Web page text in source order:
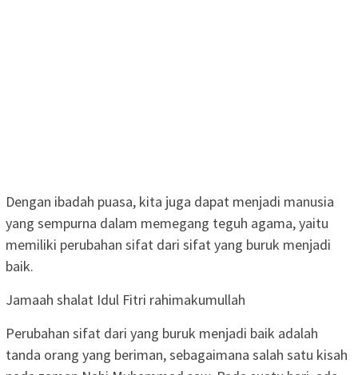
Dengan ibadah puasa, kita juga dapat menjadi manusia
yang sempurna dalam memegang teguh agama, yaitu
memiliki perubahan sifat dari sifat yang buruk menjadi
baik.
Jamaah shalat Idul Fitri rahimakumullah
Perubahan sifat dari yang buruk menjadi baik adalah
tanda orang yang beriman, sebagaimana salah satu kisah